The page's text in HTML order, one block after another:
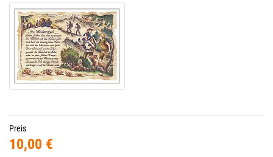
Preis
10,00 €